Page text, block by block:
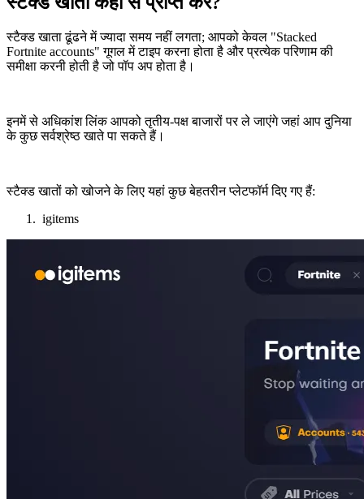
स्टैक्ड खाता ढूंढने में ज्यादा समय नहीं लगता; आपको केवल "Stacked
Fortnite accounts" गूगल में टाइप करना होता है और प्रत्येक परिणाम की
समीक्षा करनी होती है जो पॉप अप होता है।
इनमें से अधिकांश लिंक आपको तृतीय-पक्ष बाजारों पर ले जाएंगे जहां आप दुनिया
के कुछ सर्वश्रेष्ठ खाते पा सकते हैं।
स्टैक्ड खातों को खोजने के लिए यहां कुछ बेहतरीन प्लेटफॉर्म दिए गए हैं:
igitems